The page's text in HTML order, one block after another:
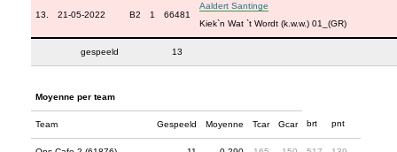
13. 21-05-2022 B2 1 66481
Aaldert Santinge
Kiek`n Wat `t Wordt (k.w.w.) 01_(GR)
gespeeld 13
Moyenne per team
Team Gespeeld Moyenne Tcar Gcar brt pnt